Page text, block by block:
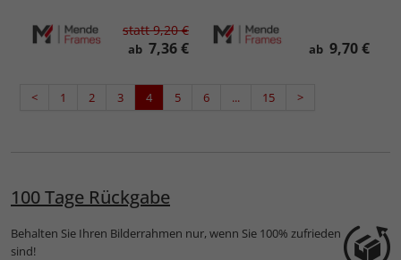
statt9,20 €
ab 7,36 € ab 9,70 €
< 1 2 3 4 5 6 ... 15 >
100 Tage Rückgabe
Behalten Sie Ihren Bilderrahmen nur, wenn Sie 100% zufrieden
sind!